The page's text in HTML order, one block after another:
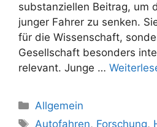
substanziellen Beitrag, um
junger Fahrer zu senken.
für die Wissenschaft,
Gesellschaft besonders
relevant. Junge …
Kategorien
Allgemein
Schlagwörter
Autofahren, Forschung,